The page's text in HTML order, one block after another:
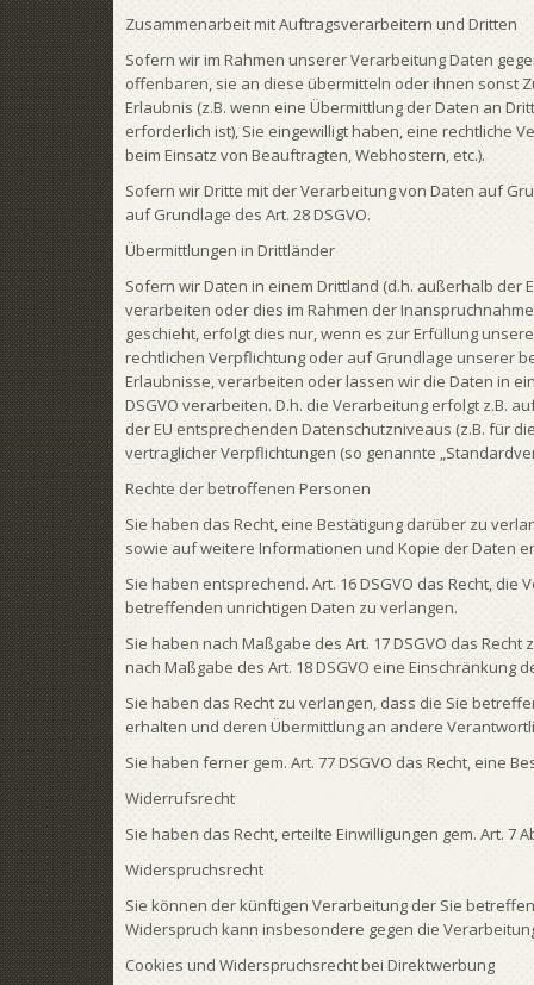
Zusammenarbeit mit Auftragsverarbeitern und Dritten
Sofern wir im Rahmen unserer Verarbeitung Daten
offenbaren, sie an diese übermitteln oder ihnen sonst
Erlaubnis (z.B. wenn eine Übermittlung der Daten an
erforderlich ist), Sie eingewilligt haben, eine rechtliche
beim Einsatz von Beauftragten, Webhostern, etc.).
Sofern wir Dritte mit der Verarbeitung von Daten auf
auf Grundlage des Art. 28 DSGVO.
Übermittlungen in Drittländer
Sofern wir Daten in einem Drittland (d.h. außerhalb der
verarbeiten oder dies im Rahmen der
geschieht, erfolgt dies nur, wenn es zur Erfüllung
rechtlichen Verpflichtung oder auf Grundlage unserer
Erlaubnisse, verarbeiten oder lassen wir die Daten in
DSGVO verarbeiten. D.h. die Verarbeitung erfolgt z.B.
der EU entsprechenden Datenschutzniveaus (z.B. für
vertraglicher Verpflichtungen (so genannte
Rechte der betroffenen Personen
Sie haben das Recht, eine Bestätigung darüber zu
sowie auf weitere Informationen und Kopie der Daten
Sie haben entsprechend. Art. 16 DSGVO das Recht,
betreffenden unrichtigen Daten zu verlangen.
Sie haben nach Maßgabe des Art. 17 DSGVO das
nach Maßgabe des Art. 18 DSGVO eine Einschränkung
Sie haben das Recht zu verlangen, dass die Sie
erhalten und deren Übermittlung an andere
Sie haben ferner gem. Art. 77 DSGVO das Recht, eine
Widerrufsrecht
Sie haben das Recht, erteilte Einwilligungen gem. Art. 7
Widerspruchsrecht
Sie können der künftigen Verarbeitung der Sie
Widerspruch kann insbesondere gegen die
Cookies und Widerspruchsrecht bei Direktwerbung